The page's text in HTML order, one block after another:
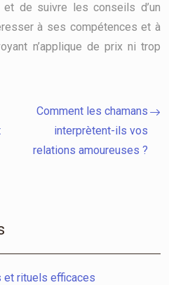
de suivre les conseils d’un
à ses compétences et à
n’applique de prix ni trop
Comment les chamans
interprètent-ils vos
relations amoureuses ?
et rituels efficaces